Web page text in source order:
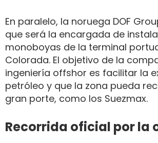
En paralelo, la noruega DOF
que será la encargada de
monoboyas de la terminal
Colorada. El objetivo de la
ingeniería offshor es facilitar la
petróleo y que la zona pueda
gran porte, como los Suezmax.
Recorrida oficial por la